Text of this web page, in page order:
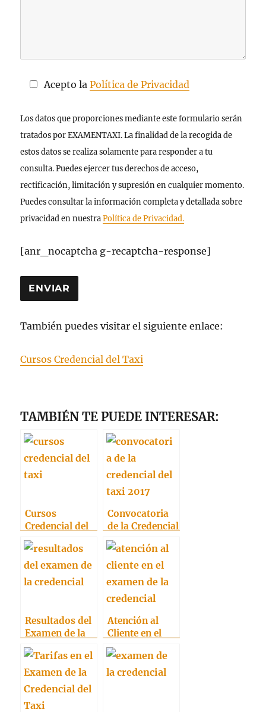
Acepto laPolítica de Privacidad
Los datos que proporciones mediante este formulario serán
tratados por EXAMENTAXI. La finalidad de la recogida de
estos datos se realiza solamente para responder a tu
consulta. Puedes ejercer tus derechos de acceso,
rectificación, limitación y supresión en cualquier momento.
Puedes consultar la información completa y detallada sobre
privacidad en nuestraPolítica de Privacidad.
[anr_nocaptcha g-recaptcha-response]
También puedes visitar el siguiente enlace:
Cursos Credencial del Taxi
TAMBIÉN TE PUEDE INTERESAR:
Cursos
Credencial del
Taxi
Convocatoria
de la Credencial
del Taxi 2017
Resultados del
Examen de la
Credencial:
Consulta tu
nota
Atención al
Cliente en el
Examen de la
Credencial